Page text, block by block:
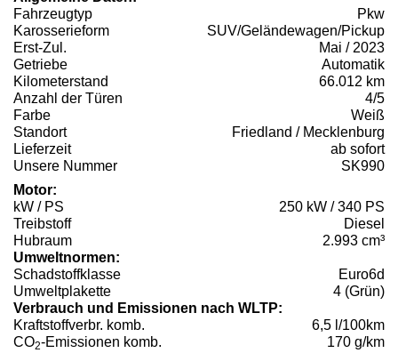
Fahrzeugtyp
Pkw
Karosserieform
SUV/Geländewagen/Pickup
Erst-Zul.
Mai / 2023
Getriebe
Automatik
Kilometerstand
66.012 km
Anzahl der Türen
4/5
Farbe
Weiß
Standort
Friedland / Mecklenburg
Lieferzeit
ab sofort
Unsere Nummer
SK990
Motor:
kW / PS
250 kW / 340 PS
Treibstoff
Diesel
Hubraum
2.993 cm³
Umweltnormen:
Schadstoffklasse
Euro6d
Umweltplakette
4 (Grün)
Verbrauch und Emissionen nach WLTP:
Kraftstoffverbr. komb.
6,5 l/100km
CO2-Emissionen komb. 170 g/km